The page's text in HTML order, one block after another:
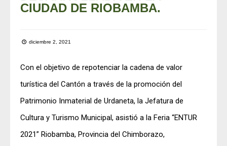
CIUDAD DE RIOBAMBA.
diciembre 2, 2021
Con el objetivo de repotenciar la cadena de valor
turística del Cantón a través de la promoción del
Patrimonio Inmaterial de Urdaneta, la Jefatura de
Cultura y Turismo Municipal, asistió a la Feria “ENTUR
2021” Riobamba, Provincia del Chimborazo,